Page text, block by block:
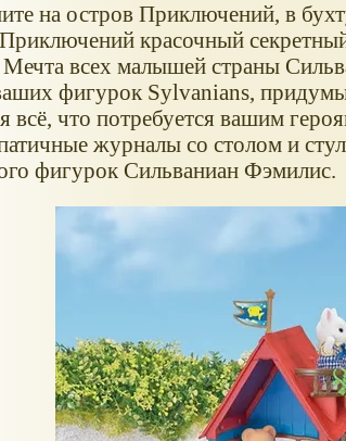
на остров Приключений, в
Приключений красочный
Мечта всех малышей страны
фигурок Sylvanians,
всё, что потребуется вашим
журналы со столом и
фигурок Сильваниан Фэмилис.